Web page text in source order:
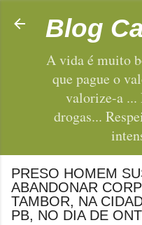
Pular para o
Blog
A vida é muito
que pague o
valorize-a ...
drogas...
PRESO HOMEM
ABANDONAR
TAMBOR, NA
PB, NO DIA DE